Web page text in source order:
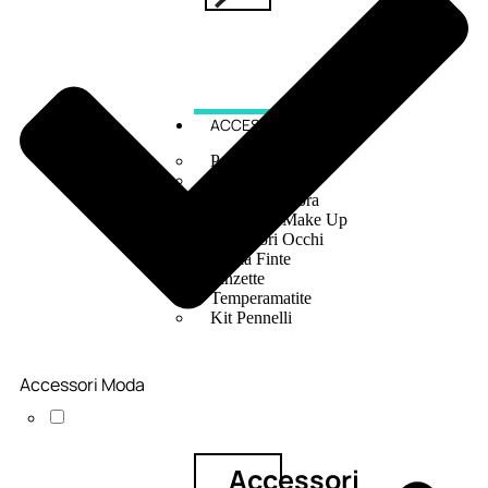
ACCESSORI
Pennelli Viso
Pennelli Labbra
Accessori Make Up
Accessori Occhi
Ciglia Finte
Pinzette
Temperamatite
Kit Pennelli
Accessori
Accessori Moda